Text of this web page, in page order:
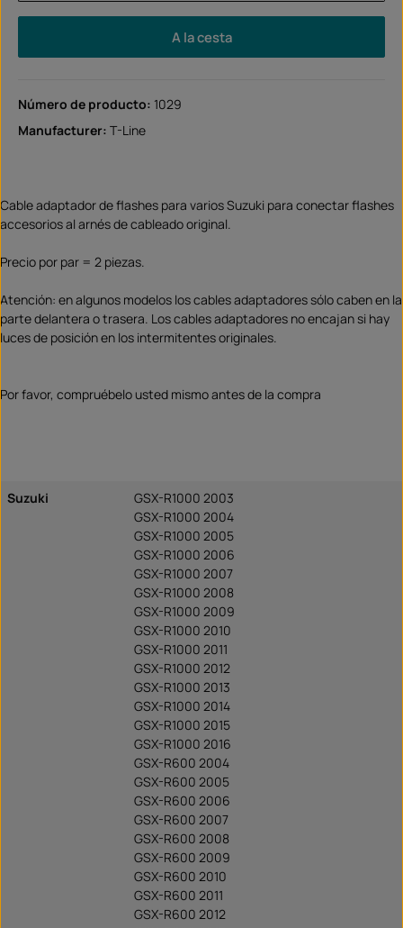
A la cesta
Número de producto: 1029
Manufacturer: T-Line
Cable adaptador de flashes para varios Suzuki para conectar flashes
accesorios al arnés de cableado original.
Precio por par = 2 piezas.
Atención: en algunos modelos los cables adaptadores sólo caben en la
parte delantera o trasera. Los cables adaptadores no encajan si hay
luces de posición en los intermitentes originales.
Por favor, compruébelo usted mismo antes de la compra
Suzuki
GSX-R1000 2003
GSX-R1000 2004
GSX-R1000 2005
GSX-R1000 2006
GSX-R1000 2007
GSX-R1000 2008
GSX-R1000 2009
GSX-R1000 2010
GSX-R1000 2011
GSX-R1000 2012
GSX-R1000 2013
GSX-R1000 2014
GSX-R1000 2015
GSX-R1000 2016
GSX-R600 2004
GSX-R600 2005
GSX-R600 2006
GSX-R600 2007
GSX-R600 2008
GSX-R600 2009
GSX-R600 2010
GSX-R600 2011
GSX-R600 2012